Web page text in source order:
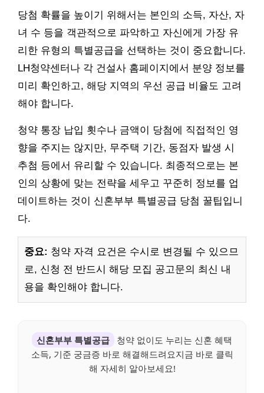
당첨 확률을 높이기 위해서는 본인의 소득, 자산, 자
녀 수 등을 객관적으로 파악하고 자신에게 가장 유
리한 유형의 특별공급을 선택하는 것이 중요합니다.
LH청약센터나 각 건설사 홈페이지에서 분양 정보를
미리 확인하고, 해당 지역의 우선 공급 비율도 고려
해야 합니다.
청약 통장 납입 횟수나 금액이 당첨에 직접적인 영
향을 주지는 않지만, 무주택 기간, 동점자 발생 시
추첨 등에서 유리할 수 있습니다. 최종적으로는 본
인의 상황에 맞는 전략을 세우고 꾸준히 정보를 업
데이트하는 것이 신혼부부 특별공급 당첨 꿀팁입니
다.
중요: 청약 자격 요건은 수시로 변경될 수 있으므
로, 신청 전 반드시 해당 모집 공고문의 최신 내
용을 확인해야 합니다.
신혼부부 특별공급
청약 없이도 누리는 신혼 혜택
소득, 기준 궁금증 바로 해결해드려요지금 바로 클릭
해 자세히 알아보세요!